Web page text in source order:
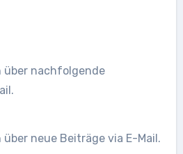
über nachfolgende
neue Beiträge via E-Mail.